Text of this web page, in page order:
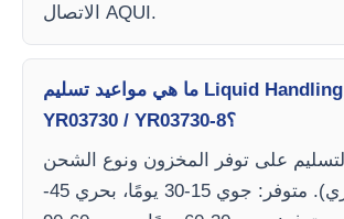
الاتصال AQUI.
ما هي مواعيد تسليم Liquid Handling Pipettes
YR03730 / YR03730-8؟
على توفر المخزون ونوع الشحن
(جوي أو بحري). متوفر: جوي 15-30 يومًا، بحري 45-